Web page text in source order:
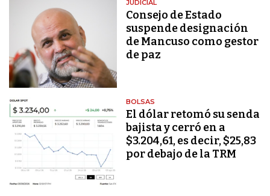
JUDICIAL
Consejo de Estado
suspende designación
de Mancuso como gestor
de paz
BOLSAS
El dólar retomó su senda
bajista y cerró en a
$3.204,61, es decir, $25,83
por debajo de la TRM